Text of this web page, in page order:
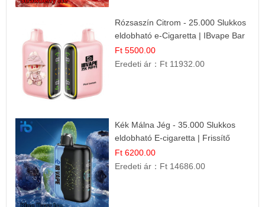
Rózsaszín Citrom - 25.000 Slukkos
eldobható e-Cigaretta | IBvape Bar
Ft 5500.00
Eredeti ár： Ft 11932.00
Kék Málna Jég - 35.000 Slukkos
eldobható E-cigaretta | Frissítő
Ízélmény
Ft 6200.00
Eredeti ár： Ft 14686.00